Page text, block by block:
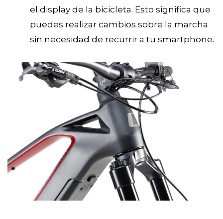
el display de la bicicleta. Esto significa que
puedes realizar cambios sobre la marcha
sin necesidad de recurrir a tu smartphone.